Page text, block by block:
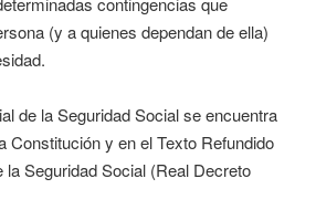
(y a quienes dependan de ella)
de la Seguridad Social se encuentra
Constitución y en el Texto Refundido
la Seguridad Social (Real Decreto